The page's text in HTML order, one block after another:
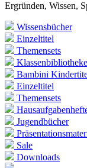
Ergründen, Wissen,
Wissensbücher
Einzeltitel
Themensets
Bambini
Einzeltitel
Themensets
Jugendbücher
Sale
Downloads